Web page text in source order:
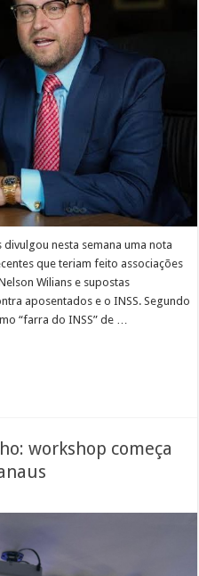
nesta semana uma nota
que teriam feito associações
Wilians e supostas
aposentados e o INSS. Segundo
“farra do INSS” de …
workshop começa